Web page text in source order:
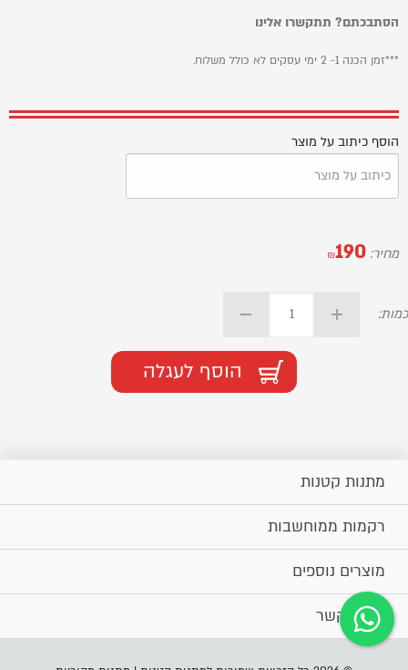
הסתבכתם? תתקשרו אלינו
***זמן הכנה 1- 2 ימי עסקים לא כולל משלוח.
הוסף כיתוב על מוצר
מחיר: 190
₪
כמות:
הוסף לעגלה
מתנות קטנות
רקמות ממוחשבות
מוצרים נוספים
יצירת קשר